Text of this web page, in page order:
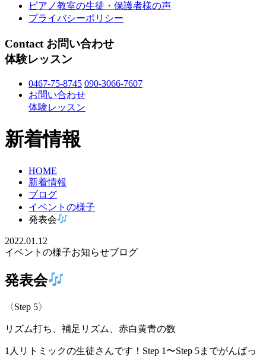
ピアノ教室の生徒・保護者様の声
プライバシーポリシー
Contact お問い合わせ
体験レッスン
0467-75-8745 090-3066-7607
お問い合わせ
体験レッスン
新着情報
HOME
新着情報
ブログ
イベントの様子
発表会
2022.01.12
イベントの様子お知らせブログ
発表会
〈Step 5〉
リズム打ち、補足リズム、赤白黄青の数
1人リトミックの生徒さんです！Step 1〜Step 5までがんばっ